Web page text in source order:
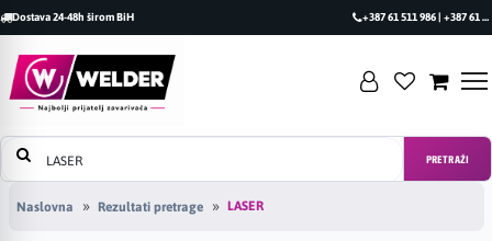
Dostava 24-48h širom BiH +387 61 511 986 | +387 61 493 470
PRETRAŽI
Naslovna Rezultati pretrage LASER